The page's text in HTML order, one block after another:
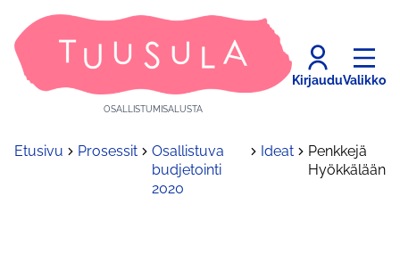
OSALLISTUMISALUSTA
KirjauduValikko
Etusivu Prosessit
Osallistuva
budjetointi
2020
Ideat
Penkkejä
Hyökkälään